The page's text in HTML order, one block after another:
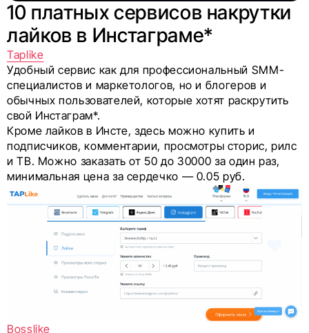
10 платных сервисов накрутки
лайков в Инстаграме*
Taplike
Удобный сервис как для профессиональный SMM-
специалистов и маркетологов, но и блогеров и
обычных пользователей, которые хотят раскрутить
свой Инстаграм*.
Кроме лайков в Инсте, здесь можно купить и
подписчиков, комментарии, просмотры сторис, рилс
и ТВ. Можно заказать от 50 до 30000 за один раз,
минимальная цена за сердечко — 0.05 руб.
Bosslike